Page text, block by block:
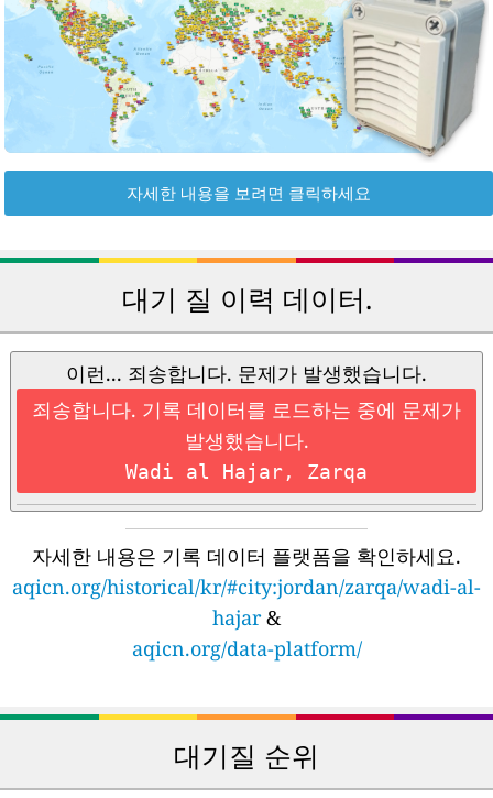
자세한 내용을 보려면 클릭하세요
대기 질 이력 데이터.
이런... 죄송합니다. 문제가 발생했습니다.
죄송합니다. 기록 데이터를 로드하는 중에 문제가
발생했습니다.
Wadi al Hajar, Zarqa
자세한 내용은 기록 데이터 플랫폼을 확인하세요.
aqicn.org/historical/kr/#city:jordan/zarqa/wadi-al-
hajar&
aqicn.org/data-platform/
대기질 순위